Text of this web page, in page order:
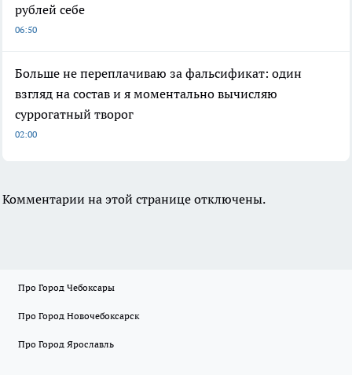
рублей себе
06:50
Больше не переплачиваю за фальсификат: один
взгляд на состав и я моментально вычисляю
суррогатный творог
02:00
Комментарии на этой странице отключены.
Про Город Чебоксары
Про Город Новочебоксарск
Про Город Ярославль